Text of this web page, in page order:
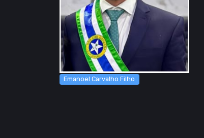
Emanoel Carvalho Filho